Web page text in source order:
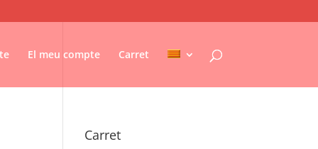
El meu compte Carret
Carret